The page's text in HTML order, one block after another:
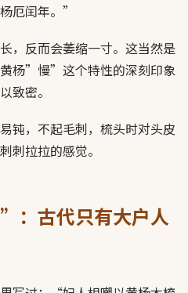
厄闰年。”
，反而会萎缩一寸。这当然是
杨”慢”这个特性的深刻印象
致密。
钝，不起毛刺，梳头时对头皮
刺拉拉的感觉。
：古代只有大户人